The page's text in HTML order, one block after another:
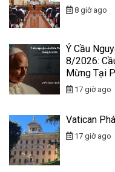
8 giờ ago
Ý Cầu
8/2026:
Mừng Tại
17 giờ ago
Vatican
17 giờ ago